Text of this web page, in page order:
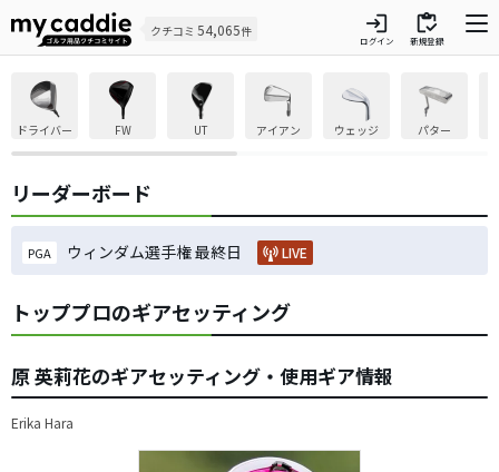
クチコミ 54,065件 login
ログイン
inventory
新規登録
ドライバー FW UT アイアン ウェッジ パター
リーダーボード
PGA ウィンダム選手権 最終日 LIVE
トッププロのギアセッティング
原 英莉花のギアセッティング・使用ギア情報
Erika Hara